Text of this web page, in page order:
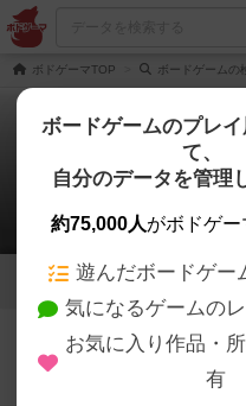
ボドゲーマTOP ボードゲームの
変
0
2
変数Xを
ボードゲームのプレ
て、
自分のデータを管理
約75,000人がボドゲー
遊んだボードゲー
気になるゲームの
お気に入り作品・
有